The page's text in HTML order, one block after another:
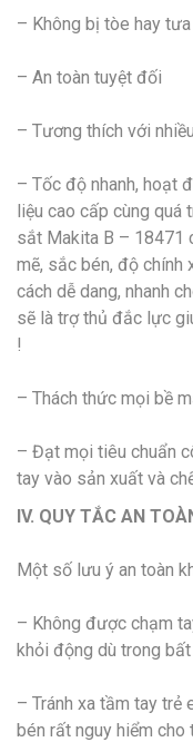
– Không bị tòe hay
– An toàn tuyệt đối
– Tương thích với
– Tốc độ nhanh, hoạt
liệu cao cấp cùng quá
sắt Makita B – 18471
mẽ, sắc bén, độ chính
cách dễ dang, nhanh
sẽ là trợ thủ đắc lực
!
– Thách thức mọi bề
– Đạt mọi tiêu chuẩn
tay vào sản xuất và
IV. QUY TẮC AN
Một số lưu ý an toàn
– Không được chạm
khỏi động dù trong
– Tránh xa tầm tay
bén rất nguy hiểm cho